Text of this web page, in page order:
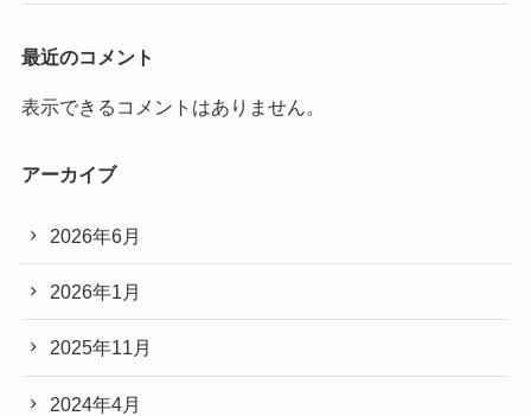
最近のコメント
表示できるコメントはありません。
アーカイブ
2026年6月
2026年1月
2025年11月
2024年4月